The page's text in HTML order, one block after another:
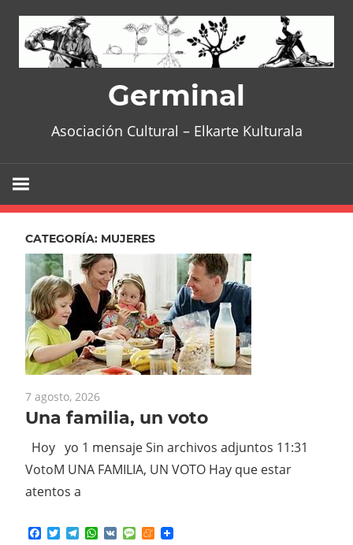
content
Germinal
Asociación Cultural – Elkarte Kulturala
CATEGORÍA: MUJERES
7 agosto, 2026
Una familia, un voto
Hoy yo 1 mensaje Sin archivos adjuntos 11:31
VotoM UNA FAMILIA, UN VOTO Hay que estar
atentos a
Facebook
TwitterTelegram
WhatsApp
VK MessageMeneame